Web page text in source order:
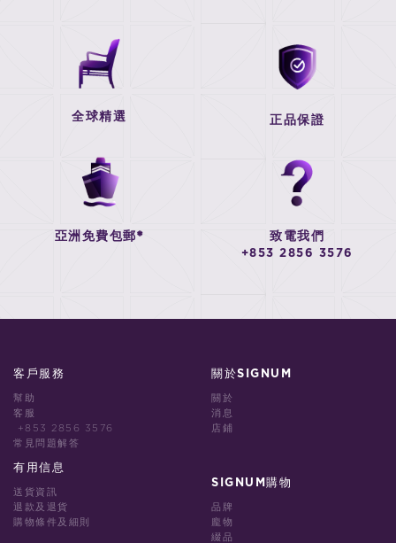
全球精選 正品保證
亞洲免費包郵* 致電我們
+853 2856 3576
客戶服務
幫助
客服
+853 2856 3576
常見問題解答
有用信息
送貨資訊
退款及退貨
購物條件及細則
關於SIGNUM
關於
消息
店鋪
SIGNUM購物
品牌
龐物
綴品